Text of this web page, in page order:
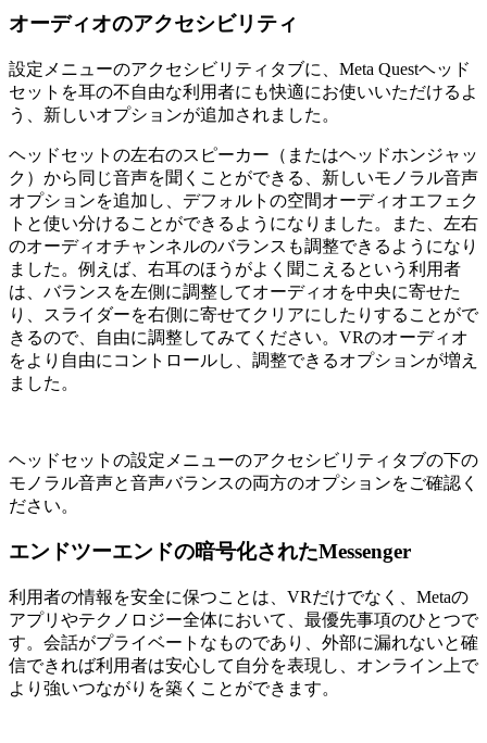
オーディオのアクセシビリティ
設定メニューのアクセシビリティタブに、Meta Questヘッド
セットを耳の不自由な利用者にも快適にお使いいただけるよ
う、新しいオプションが追加されました。
ヘッドセットの左右のスピーカー（またはヘッドホンジャッ
ク）から同じ音声を聞くことができる、新しいモノラル音声
オプションを追加し、デフォルトの空間オーディオエフェク
トと使い分けることができるようになりました。また、左右
のオーディオチャンネルのバランスも調整できるようになり
ました。例えば、右耳のほうがよく聞こえるという利用者
は、バランスを左側に調整してオーディオを中央に寄せた
り、スライダーを右側に寄せてクリアにしたりすることがで
きるので、自由に調整してみてください。VRのオーディオ
をより自由にコントロールし、調整できるオプションが増え
ました。
ヘッドセットの設定メニューのアクセシビリティタブの下の
モノラル音声と音声バランスの両方のオプションをご確認く
ださい。
エンドツーエンドの暗号化されたMessenger
利用者の情報を安全に保つことは、VRだけでなく、Metaの
アプリやテクノロジー全体において、最優先事項のひとつで
す。会話がプライベートなものであり、外部に漏れないと確
信できれば利用者は安心して自分を表現し、オンライン上で
より強いつながりを築くことができます。